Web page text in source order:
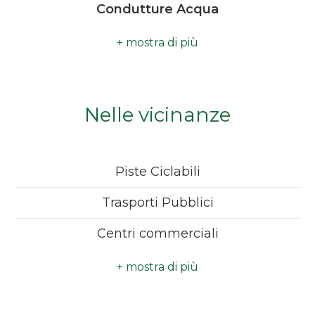
Un'opportunità imperdibile per chi cerca
un'abitazione in una zona residenziale tranquilla e
Condutture Acqua
Metano
Nelle vicinanze
Piste Ciclabili
Trasporti Pubblici
Centri commerciali